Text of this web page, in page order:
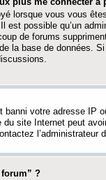
lorsque vous vous
est possible qu’un
de forums
la base de données.
votre adresse IP
site Internet peut
l’administrateur
?